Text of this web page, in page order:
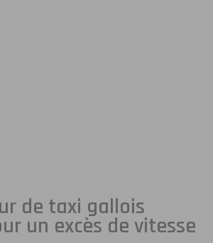
de taxi gallois
un excès de vitesse